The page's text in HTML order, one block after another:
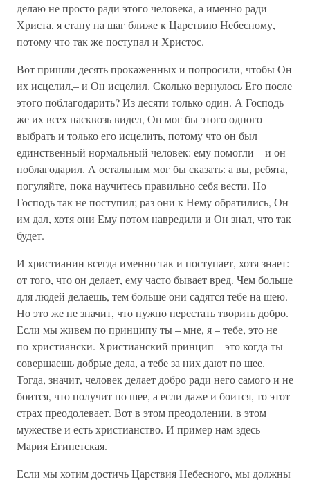
делаю не просто ради этого человека, а именно ради
Христа, я стану на шаг ближе к Царствию Небесному,
потому что так же поступал и Христос.
Вот пришли десять прокаженных и попросили, чтобы Он
их исцелил,– и Он исцелил. Сколько вернулось Его после
этого поблагодарить? Из десяти только один. А Господь
же их всех насквозь видел, Он мог бы этого одного
выбрать и только его исцелить, потому что он был
единственный нормальный человек: ему помогли – и он
поблагодарил. А остальным мог бы сказать: а вы, ребята,
погуляйте, пока научитесь правильно себя вести. Но
Господь так не поступил; раз они к Нему обратились, Он
им дал, хотя они Ему потом навредили и Он знал, что так
будет.
И христианин всегда именно так и поступает, хотя знает:
от того, что он делает, ему часто бывает вред. Чем больше
для людей делаешь, тем больше они садятся тебе на шею.
Но это же не значит, что нужно перестать творить добро.
Если мы живем по принципу ты – мне, я – тебе, это не
по-христиански. Христианский принцип – это когда ты
совершаешь добрые дела, а тебе за них дают по шее.
Тогда, значит, человек делает добро ради него самого и не
боится, что получит по шее, а если даже и боится, то этот
страх преодолевает. Вот в этом преодолении, в этом
мужестве и есть христианство. И пример нам здесь
Мария Египетская.
Если мы хотим достичь Царствия Небесного, мы должны